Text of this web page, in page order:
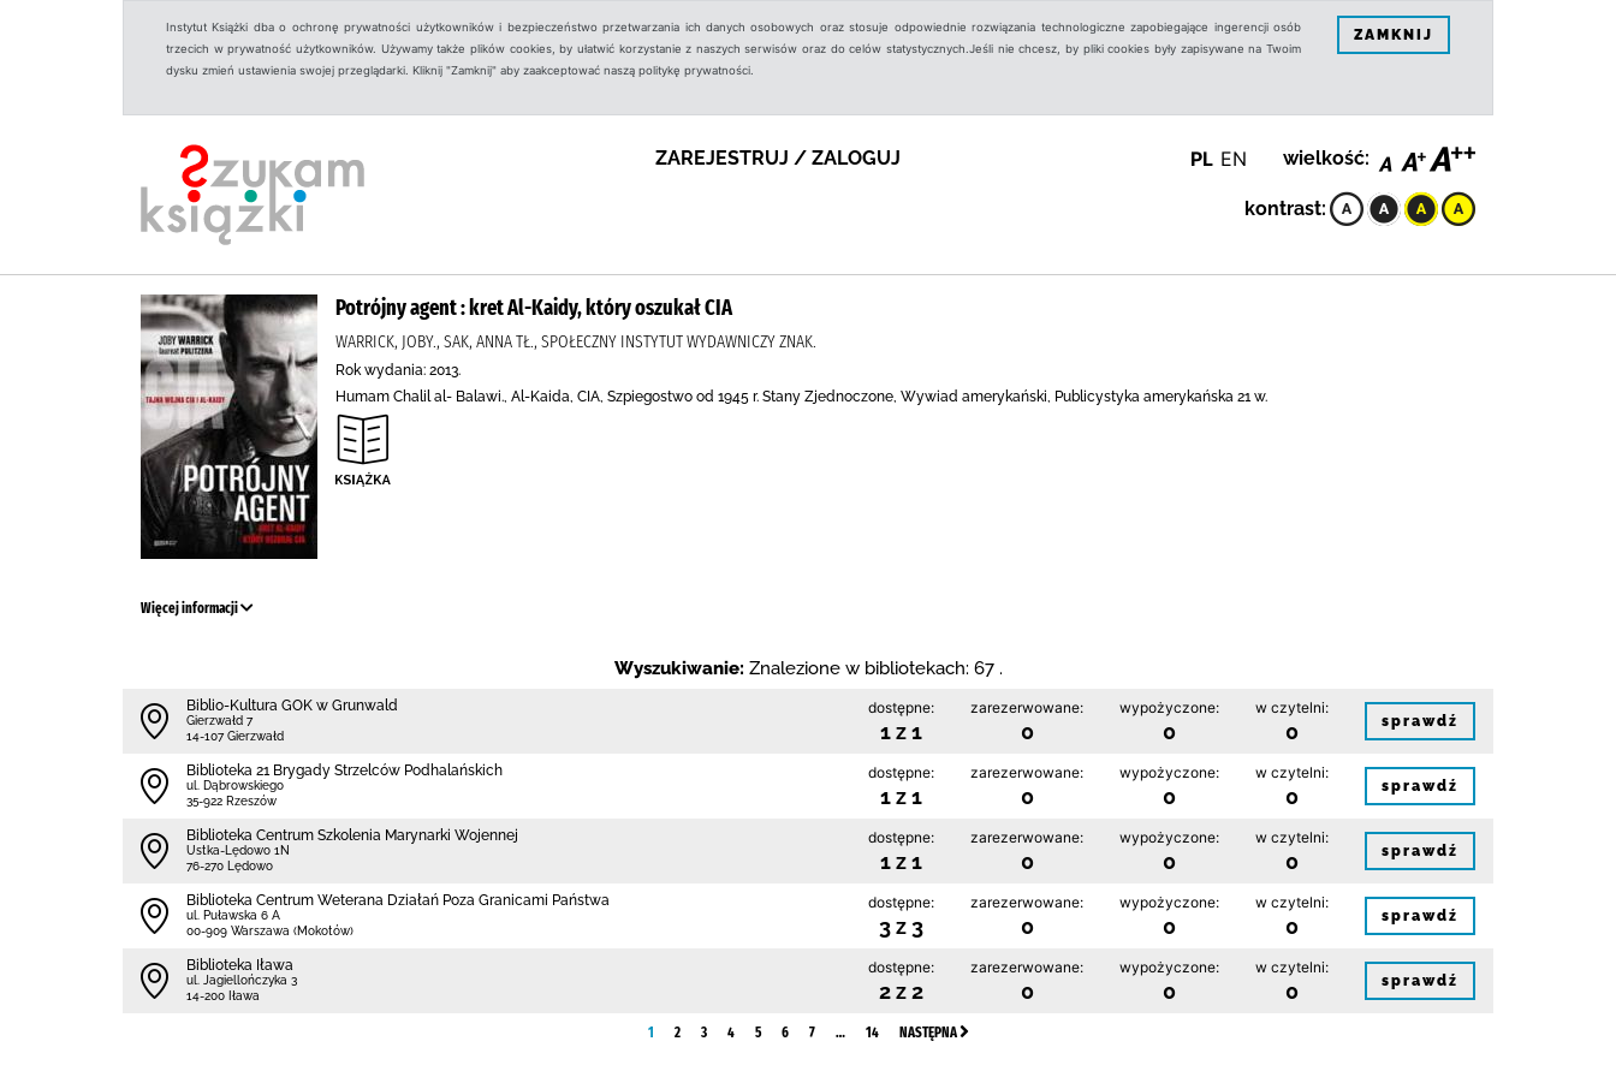
Instytut Książki dba o ochronę prywatności użytkowników i bezpieczeństwo przetwarzania ich danych osobowych oraz stosuje odpowiednie rozwiązania technologiczne zapobiegające ingerencji osób
trzecich w prywatność użytkowników. Używamy także plików cookies, by ułatwić korzystanie z naszych serwisów oraz do celów statystycznych.Jeśli nie chcesz, by pliki cookies były zapisywane na Twoim
dysku zmień ustawienia swojej przeglądarki. Kliknij "Zamknij" aby zaakceptować naszą politykę prywatności.
ZAMKNIJ
ZAREJESTRUJ / ZALOGUJ PL EN wielkość:
kontrast:
Potrójny agent : kret Al-Kaidy, który oszukał CIA
WARRICK, JOBY., SAK, ANNA TŁ., SPOŁECZNY INSTYTUT WYDAWNICZY ZNAK.
Rok wydania: 2013.
Humam Chalil al- Balawi., Al-Kaida, CIA, Szpiegostwo od 1945 r. Stany Zjednoczone, Wywiad amerykański, Publicystyka amerykańska 21 w.
Więcej informacji
Wyszukiwanie: Znalezione w bibliotekach: 67 .
Biblio-Kultura GOK w Grunwald
Gierzwałd 7
14-107 Gierzwałd
dostępne:
1 z 1
zarezerwowane:
0
wypożyczone:
0
w czytelni:
0 sprawdź
Biblioteka 21 Brygady Strzelców Podhalańskich
ul. Dąbrowskiego
35-922 Rzeszów
dostępne:
1 z 1
zarezerwowane:
0
wypożyczone:
0
w czytelni:
0 sprawdź
Biblioteka Centrum Szkolenia Marynarki Wojennej
Ustka-Lędowo 1N
76-270 Lędowo
dostępne:
1 z 1
zarezerwowane:
0
wypożyczone:
0
w czytelni:
0 sprawdź
Biblioteka Centrum Weterana Działań Poza Granicami Państwa
ul. Puławska 6 A
00-909 Warszawa (Mokotów)
dostępne:
3 z 3
zarezerwowane:
0
wypożyczone:
0
w czytelni:
0 sprawdź
Biblioteka Iława
ul. Jagiellończyka 3
14-200 Iława
dostępne:
2 z 2
zarezerwowane:
0
wypożyczone:
0
w czytelni:
0 sprawdź
1 2 3 4 5 6 7 … 14 NASTĘPNA